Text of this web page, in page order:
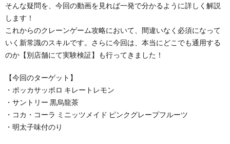
そんな疑問を、今回の動画を見れば一発で分かるように詳しく解説
します！
これからのクレーンゲーム攻略において、間違いなく必須になって
いく新常識のスキルです。さらに今回は、本当にどこでも通用する
のか【別店舗にて実験検証】も行ってきました！
【今回のターゲット】
・ポッカサッポロ キレートレモン
・サントリー 黒烏龍茶
・コカ・コーラ ミニッツメイド ピンクグレープフルーツ
・明太子味付のり